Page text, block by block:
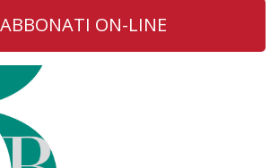
ABBONATI ON-LINE